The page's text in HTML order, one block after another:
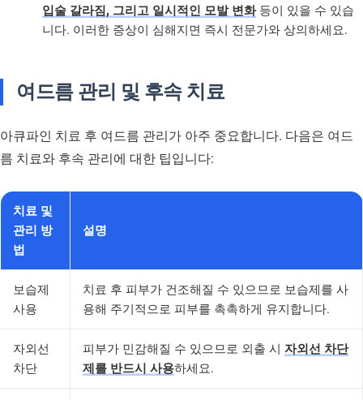
입술 갈라짐, 그리고 일시적인 모발 변화등이 있을 수 있습
니다. 이러한 증상이 심해지면 즉시 전문가와 상의하세요.
여드름 관리 및 후속 치료
아큐파인 치료 후 여드름 관리가 아주 중요합니다. 다음은 여드
름 치료와 후속 관리에 대한 팁입니다:
치료 및
관리 방
법
설명
보습제
사용
치료 후 피부가 건조해질 수 있으므로 보습제를 사
용해 주기적으로 피부를 촉촉하게 유지합니다.
자외선
차단
피부가 민감해질 수 있으므로 외출 시 자외선 차단
제를 반드시 사용하세요.